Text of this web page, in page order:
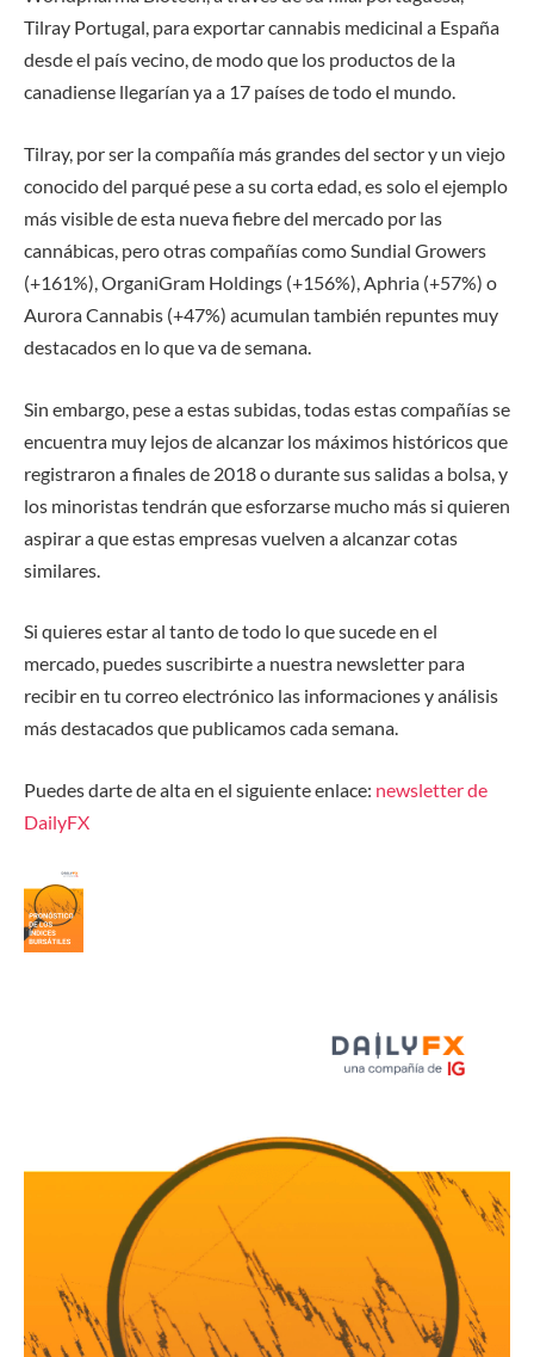
Tilray Portugal, para exportar cannabis medicinal a España
desde el país vecino, de modo que los productos de la
canadiense llegarían ya a 17 países de todo el mundo.
Tilray, por ser la compañía más grandes del sector y un viejo
conocido del parqué pese a su corta edad, es solo el ejemplo
más visible de esta nueva fiebre del mercado por las
cannábicas, pero otras compañías como Sundial Growers
(+161%), OrganiGram Holdings (+156%), Aphria (+57%) o
Aurora Cannabis (+47%) acumulan también repuntes muy
destacados en lo que va de semana.
Sin embargo, pese a estas subidas, todas estas compañías se
encuentra muy lejos de alcanzar los máximos históricos que
registraron a finales de 2018 o durante sus salidas a bolsa, y
los minoristas tendrán que esforzarse mucho más si quieren
aspirar a que estas empresas vuelven a alcanzar cotas
similares.
Si quieres estar al tanto de todo lo que sucede en el
mercado, puedes suscribirte a nuestra newsletter para
recibir en tu correo electrónico las informaciones y análisis
más destacados que publicamos cada semana.
Puedes darte de alta en el siguiente enlace: newsletter de
DailyFX